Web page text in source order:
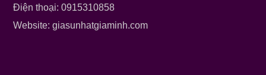
Điện thoại: 0915310858
Website: giasunhatgiaminh.com